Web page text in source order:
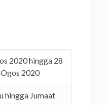
2020 hingga 28
Ogos 2020
hingga Jumaat